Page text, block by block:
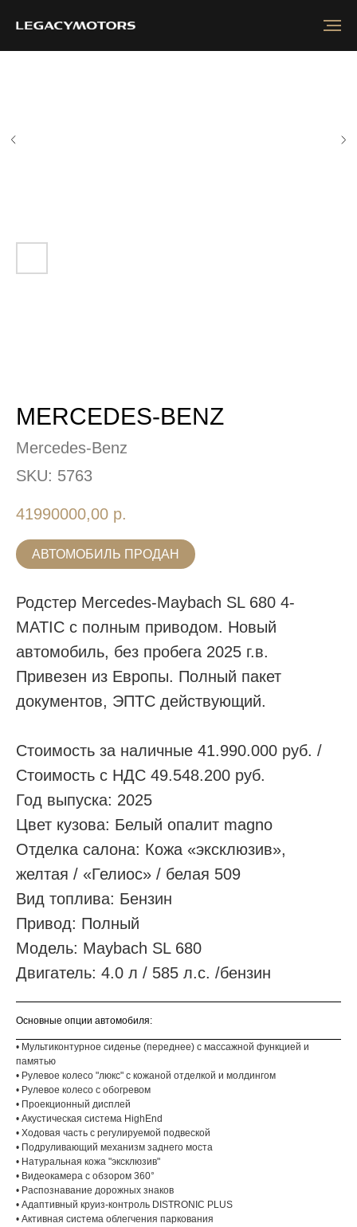
MERCEDES-BENZ
Mercedes-Benz
SKU: 5763
41990000,00 р.
АВТОМОБИЛЬ ПРОДАН
Родстер Mercedes-Maybach SL 680 4-
MATIC с полным приводом. Новый
автомобиль, без пробега 2025 г.в.
Привезен из Европы. Полный пакет
документов, ЭПТС действующий.
Стоимость за наличные 41.990.000 руб. /
Стоимость с НДС 49.548.200 руб.
Год выпуска: 2025
Цвет кузова: Белый опалит magno
Отделка салона: Кожа «эксклюзив»,
желтая / «Гелиос» / белая 509
Вид топлива: Бензин
Привод: Полный
Модель: Maybach SL 680
Двигатель: 4.0 л / 585 л.с. /бензин
Основные опции автомобиля:
• Мультиконтурное сиденье (переднее) с массажной функцией и
памятью
• Рулевое колесо "люкс" с кожаной отделкой и молдингом
• Рулевое колесо с обогревом
• Проекционный дисплей
• Акустическая система HighEnd
• Ходовая часть с регулируемой подвеской
• Подруливающий механизм заднего моста
• Натуральная кожа "эксклюзив"
• Видеокамера с обзором 360°
• Распознавание дорожных знаков
• Адаптивный круиз-контроль DISTRONIC PLUS
• Активная система облегчения паркования